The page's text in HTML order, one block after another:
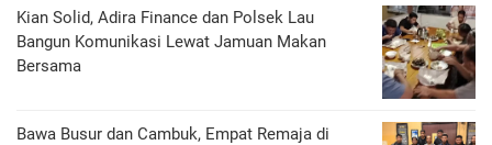
Kian Solid, Adira Finance dan Polsek Lau
Bangun Komunikasi Lewat Jamuan Makan
Bersama
Bawa Busur dan Cambuk, Empat Remaja di